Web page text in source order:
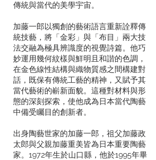
傳統與當代的美學宇宙。
加藤一郎以獨創的藝術語言重新詮釋傳
統技藝，將「金彩」與「布目」兩大技
法交融為極具辨識度的視覺詩篇。他巧
妙運用幾何紋樣與鮮明且和諧的色調，
在金色線性結構與織物質感之間構建對
話，既保有傳統工藝的精神，又賦予其
當代藝術的嶄新面貌。這種對材料與形
態的深刻探索，使他成為日本當代陶藝
中備受矚目的創新者。
出身陶藝世家的加藤一郎，祖父加藤政
太郎與父親加藤重美皆為日本重要陶藝
家。1972年生於山口縣，他於1995年畢